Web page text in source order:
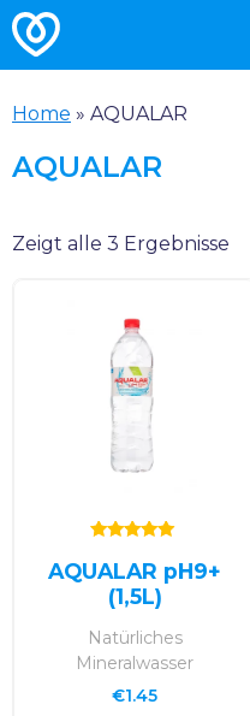
Home » AQUALAR
AQUALAR
Zeigt alle 3 Ergebnisse
5.00
von 5
AQUALAR pH9+
(1,5L)
Natürliches
Mineralwasser
€1.45